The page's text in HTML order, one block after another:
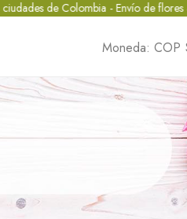
Colombia - Envío de flores a
Moneda: COP